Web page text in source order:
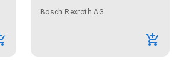
Bosch Rexroth AG